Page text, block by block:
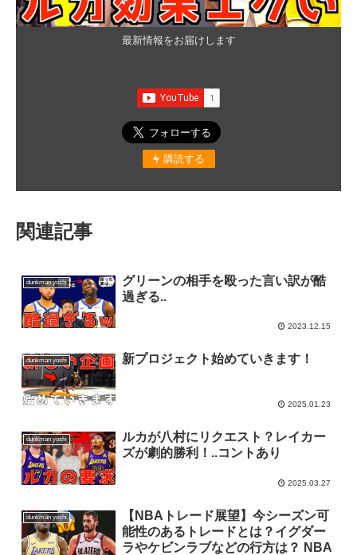
最新情報をお届けします
購読する
関連記事
dunkman yoshi
グリーンの相手を殴った言い訳が酷
過ぎる..
2023.12.15
dunkman yoshi 新プロジェクト始めていきます！
2025.01.23
dunkman yoshi
ルカが八村にリクエスト？レイカー
ズが劇的勝利！..コントあり
2025.03.27
dunkman yoshi
【NBAトレード展望】今シーズン可
能性のあるトレードとは？イグダー
ラやケビンラブなどの行方は？ NBA